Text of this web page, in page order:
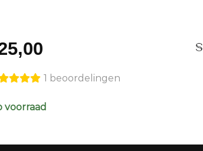
1 beoordelingen
voorraad